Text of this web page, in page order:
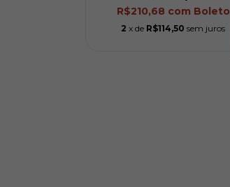
R$210,68 com Boleto
2 x de R$114,50 sem juros